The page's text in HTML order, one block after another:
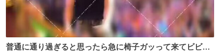
普通に通り過ぎると思ったら急に椅子ガッって来てビビっ